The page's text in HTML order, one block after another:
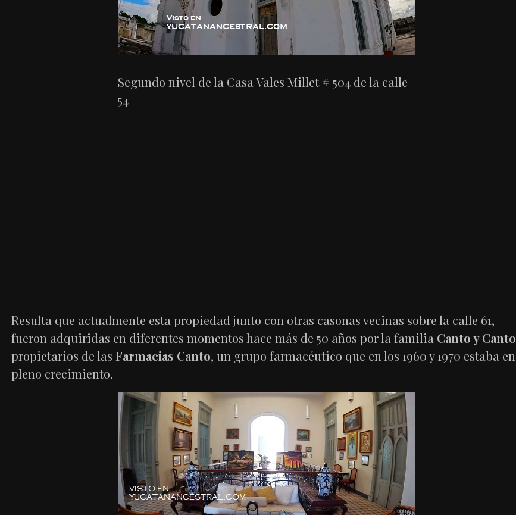
Segundo nivel de la Casa Vales Millet # 504 de la calle
54
Resulta que actualmente esta propiedad junto con otras casonas vecinas sobre la calle 61,
fueron adquiridas en diferentes momentos hace más de 50 años por la familia Canto y Canto
propietarios de las Farmacias Canto, un grupo farmacéutico que en los 1960 y 1970 estaba en
pleno crecimiento.